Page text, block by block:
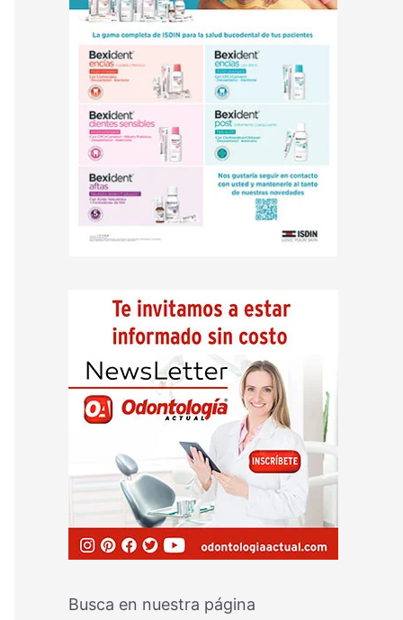
Busca en nuestra página